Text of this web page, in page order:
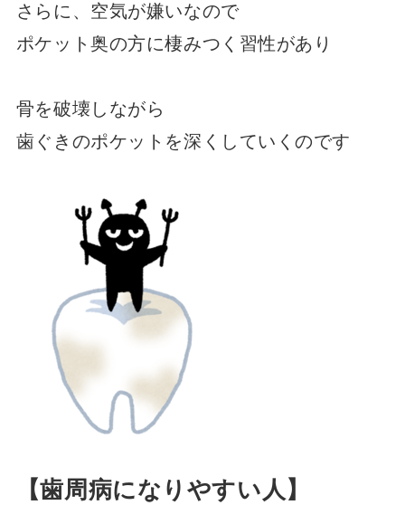
さらに、空気が嫌いなので
ポケット奥の方に棲みつく習性があり
骨を破壊しながら
歯ぐきのポケットを深くしていくのです
【歯周病になりやすい人】